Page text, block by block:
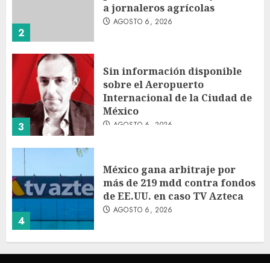
2
a jornaleros agrícolas
AGOSTO 6, 2026
3
Sin información disponible
sobre el Aeropuerto
Internacional de la Ciudad de
México
AGOSTO 6, 2026
4
México gana arbitraje por
más de 219 mdd contra fondos
de EE.UU. en caso TV Azteca
AGOSTO 6, 2026